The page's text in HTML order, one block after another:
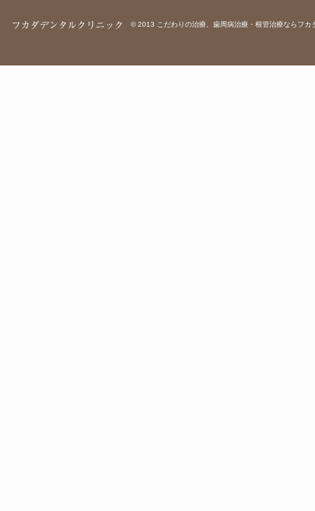
© 2013 こだわりの治療、歯周病治療・根管治療ならフ